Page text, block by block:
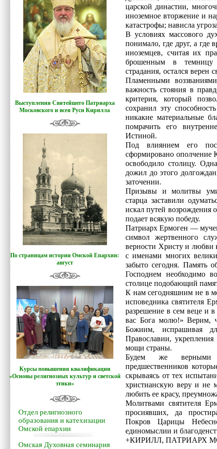
Выступления Святейшего Патриарха
Московского и всея Руси Кирилла
По страницам истории Омской Епархии:
август
Курсы повышения квалификации
«Основы религиозных культур и светской
этики»
Отдел религиозного
образования и катехизации
Омской епархии
Омская Духовная семинария
царской династии,
иноземное вторжение и
катастрофы; нависла
В условиях массового
понимало, где друг, а где
иноземцев, считая их
брошенным в темницу
страдания, остался верен
Пламенными
важность стояния в
критерия, который
сохранил эту
никакие материальные
помрачить его
Истиной.
Под влиянием его
сформировано ополчение
освободило столицу.
дожил до этого
заточении.
Призывы и молитвы
старца заставили
искал путей возрождения
подает всякую победу.
Патриарх Ермоген —
символ жертвенного
верности Христу и любви
с именами многих
забыто сегодня. Память
Господнем необходимо
столице подобающий
К нам сегодняшним не в
исповедника святителя
разрешение в сем веце и
вас Бога молю!» Верим,
Божиим, испрашивая
Православии, укрепления
мощи страны.
Будем же верными
предшественников
скрываясь от тех
христианскую веру и не
любить ее красу,
Молитвами святителя
просиявших, да
Покров Царицы
единомыслии и
+КИРИЛЛ, ПАТРИАРХ